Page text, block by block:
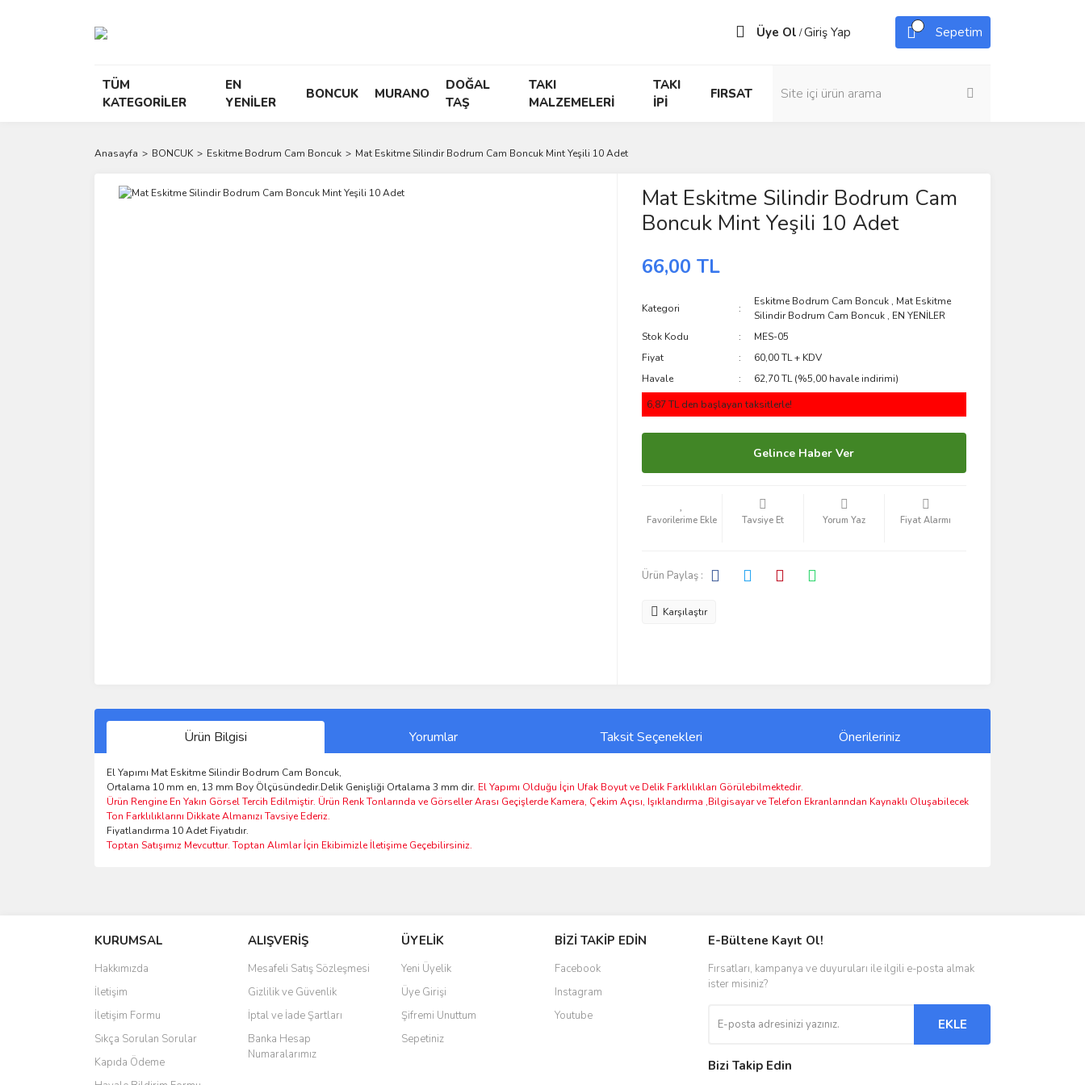
Üye Ol /Giriş Yap Sepetim
TÜM
KATEGORİLER
EN
YENİLER
BONCUK MURANO
DOĞAL
TAŞ
TAKI
MALZEMELERİ
TAKI
İPİ
FIRSAT
Anasayfa BONCUK Eskitme Bodrum Cam Boncuk Mat Eskitme Silindir Bodrum Cam Boncuk Mint Yeşili 10 Adet
Mat Eskitme Silindir Bodrum Cam
Boncuk Mint Yeşili 10 Adet
66,00 TL
Kategori
Eskitme Bodrum Cam Boncuk , Mat Eskitme
Silindir Bodrum Cam Boncuk , EN YENİLER
Stok Kodu
MES-05
Fiyat
60,00 TL + KDV
Havale
62,70 TL (%5,00 havale indirimi)
6,87 TL den başlayan taksitlerle!
Gelince Haber Ver
Tavsiye Et Yorum Yaz Fiyat Alarmı
Ürün Paylaş :
Karşılaştır
Ürün Bilgisi Yorumlar Taksit Seçenekleri Önerileriniz
El Yapımı Mat Eskitme Silindir Bodrum Cam Boncuk,
Ortalama 10 mm en, 13 mm Boy Ölçüsündedir.Delik Genişliği Ortalama 3 mm dir. El Yapımı Olduğu İçin Ufak Boyut ve Delik Farklılıkları Görülebilmektedir.
Ürün Rengine En Yakın Görsel Tercih Edilmiştir. Ürün Renk Tonlarında ve Görseller Arası Geçişlerde Kamera, Çekim Açısı, Işıklandırma ,Bilgisayar ve Telefon Ekranlarından Kaynaklı Oluşabilecek
Ton Farklılıklarını Dikkate Almanızı Tavsiye Ederiz.
Fiyatlandırma 10 Adet Fiyatıdır.
Toptan Satışımız Mevcuttur. Toptan Alımlar İçin Ekibimizle İletişime Geçebilirsiniz.
Ürün resmi kalitesiz, bozuk veya görüntülenemiyor.
Ürün açıklamasında eksik bilgiler bulunuyor.
Ürün bilgilerinde hatalar bulunuyor.
Ürün fiyatı diğer sitelerden daha pahalı.
Bu ürüne benzer farklı alternatifler olmalı.
KURUMSAL
Hakkımızda
İletişim
İletişim Formu
Sıkça Sorulan Sorular
Kapıda Ödeme
ALIŞVERİŞ
Mesafeli Satış Sözleşmesi
Gizlilik ve Güvenlik
İptal ve İade Şartları
Banka Hesap
Numaralarımız
ÜYELİK
Yeni Üyelik
Üye Girişi
Şifremi Unuttum
Sepetiniz
BİZİ TAKİP EDİN
Facebook
Instagram
Youtube
E-Bültene Kayıt Ol!
Fırsatları, kampanya ve duyuruları ile ilgili e-posta almak
ister misiniz?
EKLE
Bizi Takip Edin